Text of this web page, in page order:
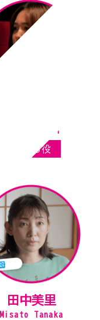
Takemi Fujii
さくら役
田中美里
Misato Tanaka